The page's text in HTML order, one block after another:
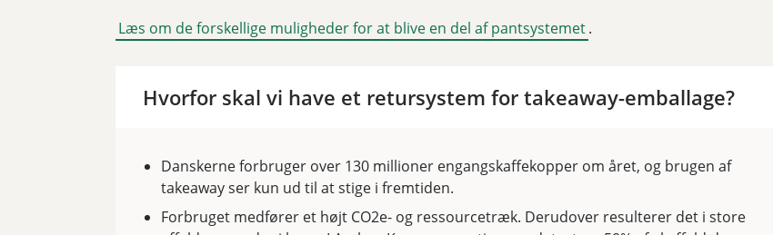
Læs om de forskellige muligheder for at blive en del af pantsystemet.
Hvorfor skal vi have et retursystem for takeaway-emballage?
Danskerne forbruger over 130 millioner engangskaffekopper om året, og brugen af
takeaway ser kun ud til at stige i fremtiden.
Forbruget medfører et højt CO2e- og ressourcetræk. Derudover resulterer det i store